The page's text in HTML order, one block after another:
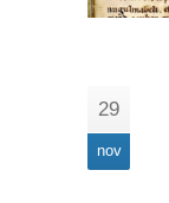
29
nov